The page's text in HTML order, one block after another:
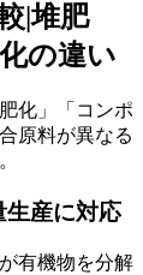
|堆肥
の違い
化」「コンポ
原料が異なる
生産に対応
有機物を分解